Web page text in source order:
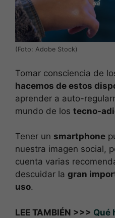
(Foto: Adobe Stock)
Tomar consciencia de
hacemos de estos
aprender a auto-
mundo de los tecno-
Tener un smartphone
nuestra imagen social,
cuenta varias
descuidar la gran
uso.
LEE TAMBIÉN >>> Qué